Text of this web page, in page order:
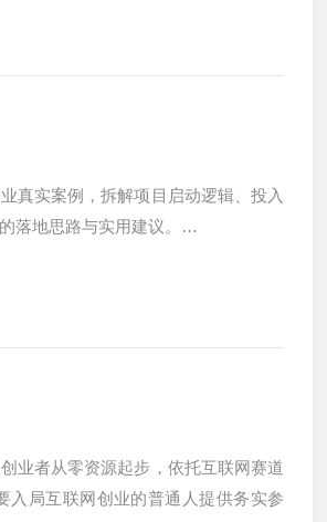
真实案例，拆解项目启动逻辑、投入
落地思路与实用建议。…
业者从零资源起步，依托互联网赛道
入局互联网创业的普通人提供务实参